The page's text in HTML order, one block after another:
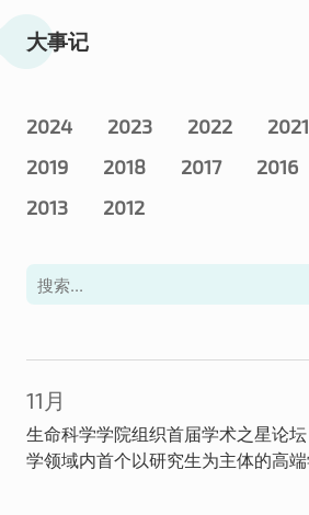
大事记
2024 2023 2022 2021
2019
2018 2017 2016
2013
2012
11月
生命科学学院组织首届学术之星论
学领域内首个以研究生为主体的高端